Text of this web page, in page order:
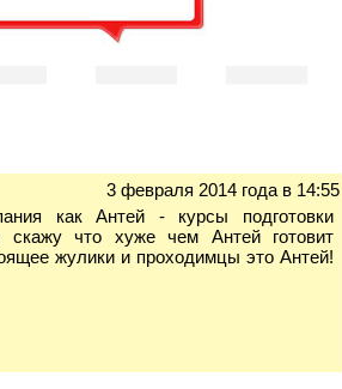
3 февраля 2014 года в 14:55
как Антей - курсы подготовки
что хуже чем Антей готовит
жулики и проходимцы это Антей!